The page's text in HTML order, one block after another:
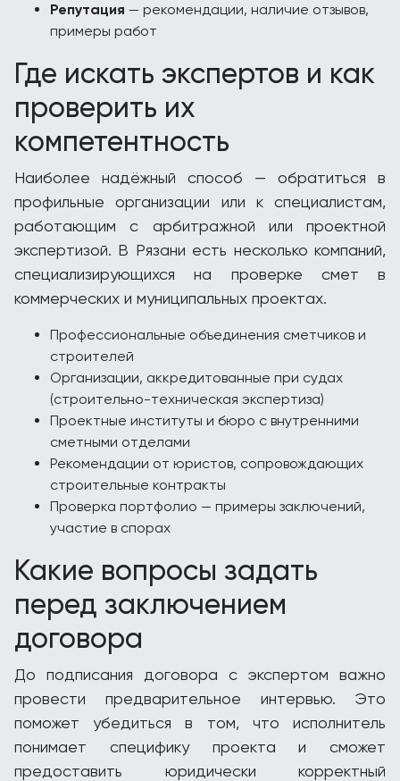
Репутация — рекомендации, наличие отзывов,
примеры работ
Где искать экспертов и как
проверить их
компетентность
Наиболее надёжный способ — обратиться в
профильные организации или к специалистам,
работающим с арбитражной или проектной
экспертизой. В Рязани есть несколько компаний,
специализирующихся на проверке смет в
коммерческих и муниципальных проектах.
Профессиональные объединения сметчиков и
строителей
Организации, аккредитованные при судах
(строительно-техническая экспертиза)
Проектные институты и бюро с внутренними
сметными отделами
Рекомендации от юристов, сопровождающих
строительные контракты
Проверка портфолио — примеры заключений,
участие в спорах
Какие вопросы задать
перед заключением
договора
До подписания договора с экспертом важно
провести предварительное интервью. Это
поможет убедиться в том, что исполнитель
понимает специфику проекта и сможет
предоставить юридически корректный